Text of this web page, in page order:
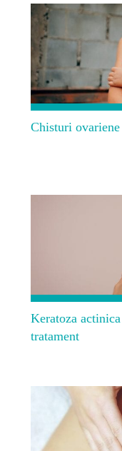
Chisturi
Keratoza
tratament